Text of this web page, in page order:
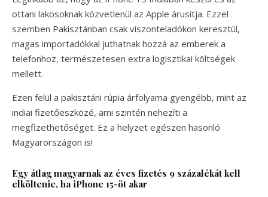
ottani lakosoknak közvetlenül az Apple árusítja. Ezzel
szemben Pakisztánban csak viszonteladókon keresztül,
magas importadókkal juthatnak hozzá az emberek a
telefonhoz, természetesen extra logisztikai költségek
mellett.
Ezen felül a pakisztáni rúpia árfolyama gyengébb, mint az
indiai fizetőeszközé, ami szintén nehezíti a
megfizethetőséget. Ez a helyzet egészen hasonló
Magyarországon is!
Egy átlag magyarnak az éves fizetés 9 százalékát kell
elköltenie, ha iPhone 15-öt akar